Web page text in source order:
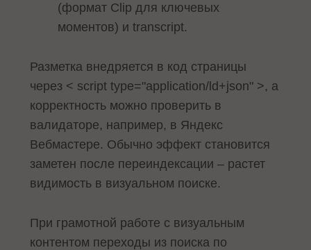
(формат Clip для ключевых
моментов) и transcript.
Разметка внедряется в код страницы
через < script type="application/ld+json" >, а
корректность можно проверить в
валидаторе, например, в Яндекс
Вебмастере. Обычно эффект становится
заметен после переиндексации – растет
видимость в визуальном поиске.
При грамотной работе с визуальным
контентом переходы из поиска по